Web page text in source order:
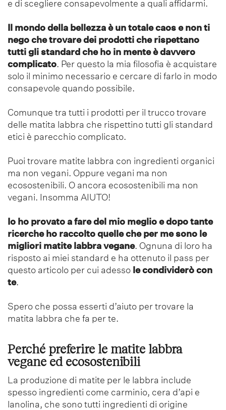
e di scegliere consapevolmente a quali affidarmi.
Il mondo della bellezza è un totale caos e non ti
nego che trovare dei prodotti che rispettano
tutti gli standard che ho in mente è davvero
complicato. Per questo la mia filosofia è acquistare
solo il minimo necessario e cercare di farlo in modo
consapevole quando possibile.
Comunque tra tutti i prodotti per il trucco trovare
delle matita labbra che rispettino tutti gli standard
etici è parecchio complicato.
Puoi trovare matite labbra con ingredienti organici
ma non vegani. Oppure vegani ma non
ecosostenibili. O ancora ecosostenibili ma non
vegani. Insomma AIUTO!
Io ho provato a fare del mio meglio e dopo tante
ricerche ho raccolto quelle che per me sono le
migliori matite labbra vegane. Ognuna di loro ha
risposto ai miei standard e ha ottenuto il pass per
questo articolo per cui adesso le condividerò con
te.
Spero che possa esserti d’aiuto per trovare la
matita labbra che fa per te.
Perché preferire le matite labbra
vegane ed ecosostenibili
La produzione di matite per le labbra include
spesso ingredienti come carminio, cera d’api e
lanolina, che sono tutti ingredienti di origine